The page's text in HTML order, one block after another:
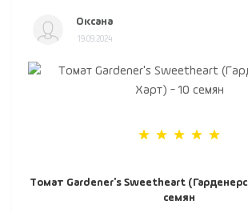
Оксана
19.09.2024
Томат Gardener's Sweetheart
семян